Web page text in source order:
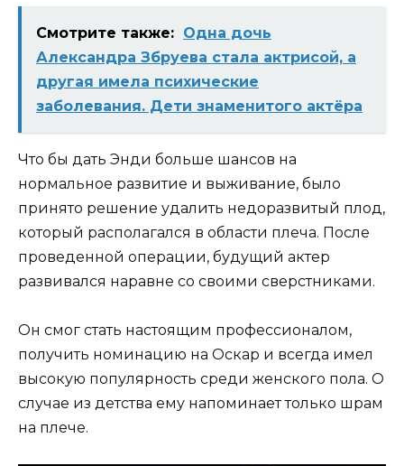
Смотрите также: Одна дочь
Александра Збруева стала актрисой, а
другая имела психические
заболевания. Дети знаменитого актёра
Что бы дать Энди больше шансов на
нормальное развитие и выживание, было
принято решение удалить недоразвитый плод,
который располагался в области плеча. После
проведенной операции, будущий актер
развивался наравне со своими сверстниками.
Он смог стать настоящим профессионалом,
получить номинацию на Оскар и всегда имел
высокую популярность среди женского пола. О
случае из детства ему напоминает только шрам
на плече.